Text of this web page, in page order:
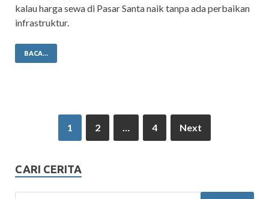
kalau harga sewa di Pasar Santa naik tanpa ada perbaikan
infrastruktur.
BACA...
1 2 … 4 Next
CARI CERITA